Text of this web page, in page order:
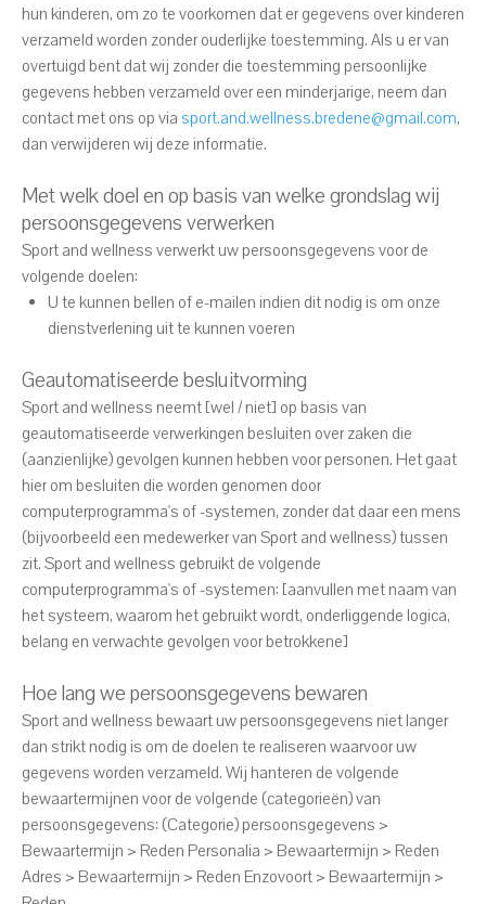
hun kinderen, om zo te voorkomen dat er gegevens over kinderen
verzameld worden zonder ouderlijke toestemming. Als u er van
overtuigd bent dat wij zonder die toestemming persoonlijke
gegevens hebben verzameld over een minderjarige, neem dan
contact met ons op via sport.and.wellness.bredene@gmail.com,
dan verwijderen wij deze informatie.
Met welk doel en op basis van welke grondslag wij
persoonsgegevens verwerken
Sport and wellness verwerkt uw persoonsgegevens voor de
volgende doelen:
U te kunnen bellen of e-mailen indien dit nodig is om onze
dienstverlening uit te kunnen voeren
Geautomatiseerde besluitvorming
Sport and wellness neemt [wel / niet] op basis van
geautomatiseerde verwerkingen besluiten over zaken die
(aanzienlijke) gevolgen kunnen hebben voor personen. Het gaat
hier om besluiten die worden genomen door
computerprogramma's of -systemen, zonder dat daar een mens
(bijvoorbeeld een medewerker van Sport and wellness) tussen
zit. Sport and wellness gebruikt de volgende
computerprogramma's of -systemen: [aanvullen met naam van
het systeem, waarom het gebruikt wordt, onderliggende logica,
belang en verwachte gevolgen voor betrokkene]
Hoe lang we persoonsgegevens bewaren
Sport and wellness bewaart uw persoonsgegevens niet langer
dan strikt nodig is om de doelen te realiseren waarvoor uw
gegevens worden verzameld. Wij hanteren de volgende
bewaartermijnen voor de volgende (categorieën) van
persoonsgegevens: (Categorie) persoonsgegevens >
Bewaartermijn > Reden Personalia > Bewaartermijn > Reden
Adres > Bewaartermijn > Reden Enzovoort > Bewaartermijn >